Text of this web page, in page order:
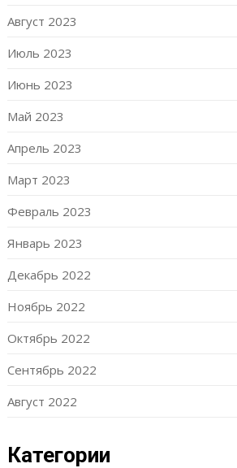
Август 2023
Июль 2023
Июнь 2023
Май 2023
Апрель 2023
Март 2023
Февраль 2023
Январь 2023
Декабрь 2022
Ноябрь 2022
Октябрь 2022
Сентябрь 2022
Август 2022
Категории